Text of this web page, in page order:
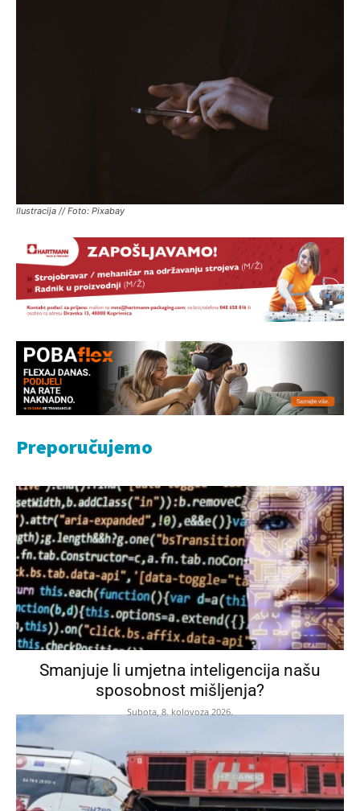
Ilustracija // Foto: Pixabay
Preporučujemo
Smanjuje li umjetna inteligencija našu
sposobnost mišljenja?
Subota, 8. kolovoza 2026.